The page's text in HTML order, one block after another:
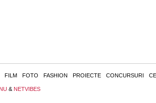
FILM FOTO FASHION PROIECTE CONCURSURI
& NETVIBES